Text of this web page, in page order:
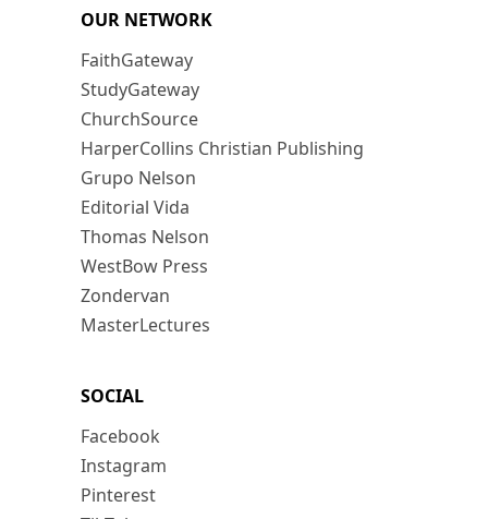
OUR NETWORK
FaithGateway
StudyGateway
ChurchSource
HarperCollins Christian Publishing
Grupo Nelson
Editorial Vida
Thomas Nelson
WestBow Press
Zondervan
MasterLectures
SOCIAL
Facebook
Instagram
Pinterest